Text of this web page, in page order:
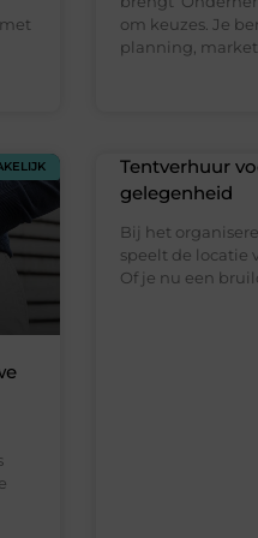
om keuzes. Je
planning,
Tentverhuur
gelegenheid
Bij het
speelt de locatie
Of je nu een